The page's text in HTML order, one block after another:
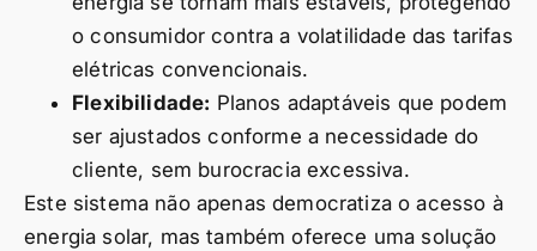
o consumidor contra a volatilidade das tarifas
elétricas convencionais.
Flexibilidade: Planos adaptáveis que podem
ser ajustados conforme a necessidade do
cliente, sem burocracia excessiva.
Este sistema não apenas democratiza o acesso à
energia solar, mas também oferece uma solução